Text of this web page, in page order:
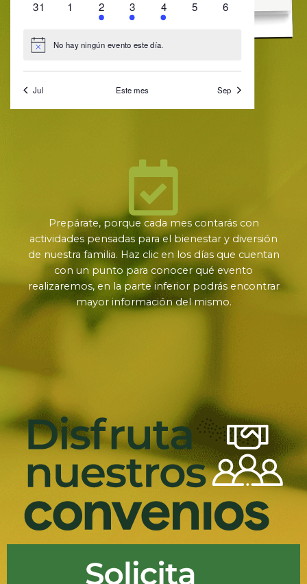
Prepárate, porque cada mes contarás con
actividades pensadas para el bienestar y diversión
de nuestra familia. Haz clic en los días que cuentan
con un punto para conocer qué evento
realizaremos, en la parte inferior podrás encontrar
mayor información del mismo.